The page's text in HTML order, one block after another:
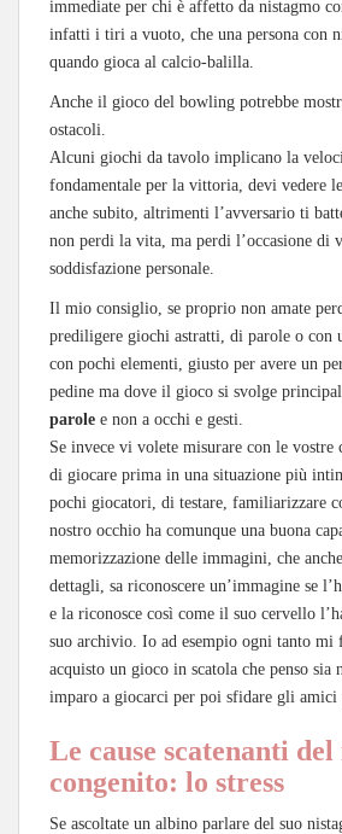
immediate per chi è affetto da nistagmo
infatti i tiri a vuoto, che una persona con
quando gioca al calcio-balilla.
Anche il gioco del bowling potrebbe
ostacoli.
Alcuni giochi da tavolo implicano la
fondamentale per la vittoria, devi vedere
anche subito, altrimenti l’avversario ti
non perdi la vita, ma perdi l’occasione di
soddisfazione personale.
Il mio consiglio, se proprio non amate
prediligere giochi astratti, di parole o con
con pochi elementi, giusto per avere un
pedine ma dove il gioco si svolge
parole e non a occhi e gesti.
Se invece vi volete misurare con le vostre
di giocare prima in una situazione più
pochi giocatori, di testare, familiarizzare
nostro occhio ha comunque una buona
memorizzazione delle immagini, che
dettagli, sa riconoscere un’immagine se
e la riconosce così come il suo cervello
suo archivio. Io ad esempio ogni tanto mi
acquisto un gioco in scatola che penso sia
imparo a giocarci per poi sfidare gli amici
Le cause scatenanti
congenito: lo stress
Se ascoltate un albino parlare del suo